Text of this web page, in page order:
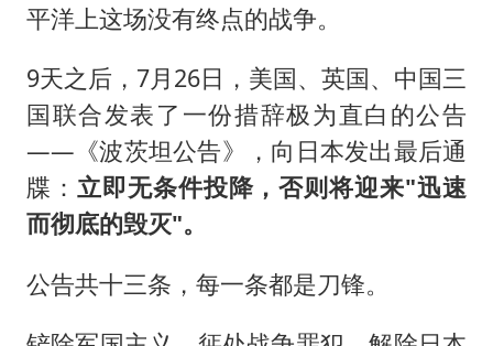
平洋上这场没有终点的战争。
9天之后，7月26日，美国、英国、中国三
国联合发表了一份措辞极为直白的公告
——《波茨坦公告》，向日本发出最后通
牒： 立即无条件投降，否则将迎来"迅速
而彻底的毁灭"。
公告共十三条，每一条都是刀锋。